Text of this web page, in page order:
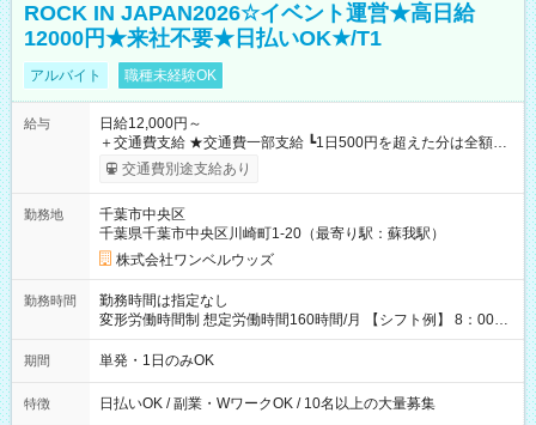
ROCK IN JAPAN2026☆イベント運営★高日給
12000円★来社不要★日払いOK★/T1
アルバイト 職種未経験OK
給与
日給12,000円～
＋交通費支給 ★交通費一部支給 ┗1日500円を超えた分は全額支
給！ ※往復500円以内の方は自己負担となります ★日払いOK！
（規定あり） ┗働いたその日に現金GET♪ お仕事後はコンビニ
なし
交通費別途支給あり
勤務地
千葉市中央区
千葉県千葉市中央区川崎町1-20（最寄り駅：蘇我駅）
株式会社ワンベルウッズ
勤務時間
勤務時間は指定なし
変形労働時間制 想定労働時間160時間/月 【シフト例】 8：00～
17：00 9：00～19：00 10：00～20：00 10：30～19：30
期間 単発・1日のみOK
特徴 日払いOK / 副業・WワークOK / 10名以上の大量募集